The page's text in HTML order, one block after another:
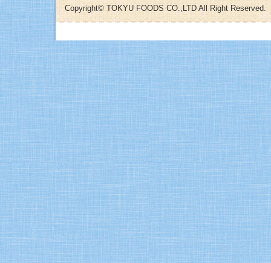
Copyright© TOKYU FOODS CO.,LTD All Right Reserved.